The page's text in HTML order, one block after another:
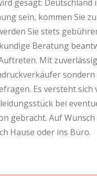
gesagt: Deutschland
sein, kommen Sie
Sie stets
Beratung
Mit
Es versteht
bei
gebracht. Auf
Hause oder ins Büro.